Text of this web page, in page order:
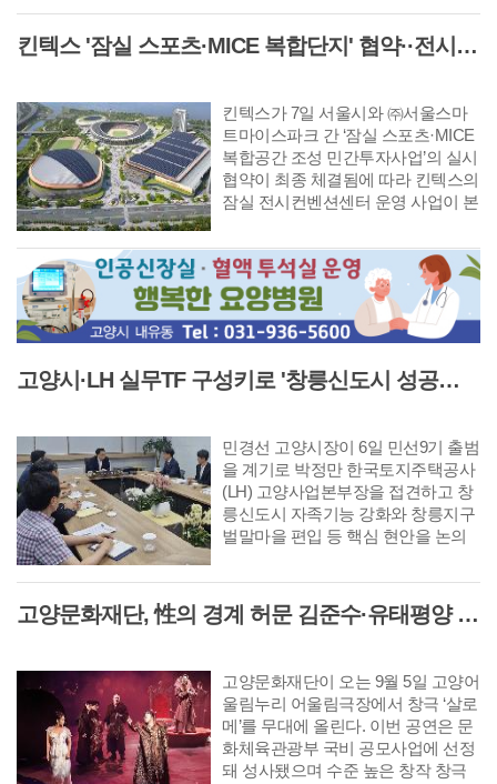
운영과 이용객 안전관리 등 현장의
전반적인 실태를 직접 확인하기 위해
마련됐다.
킨텍스 '잠실 스포츠·MICE 복합단지' 협약··전시컨벤션센터 운영 본격 가동
킨텍스가 7일 서울시와 ㈜서울스마
트마이스파크 간 ‘잠실 스포츠·MICE
복합공간 조성 민간투자사업’의 실시
협약이 최종 체결됨에 따라 킨텍스의
잠실 전시컨벤션센터 운영 사업이 본
실시협약은 2021년 12월 한화그룹 주
간 컨소시엄이 우선협상대상자로 선
정된 이후 5년여간 진행된 160여 차
례 협상의 결실이다.
고양시·LH 실무TF 구성키로 '창릉신도시 성공적 조성 및 자족기능 강화 협력'
민경선 고양시장이 6일 민선9기 출범
을 계기로 박정만 한국토지주택공사
(LH) 고양사업본부장을 접견하고 창
릉신도시 자족기능 강화와 창릉지구
벌말마을 편입 등 핵심 현안을 논의
업본부장의 방문 인사를 겸해 마련됐
으며 양 기관은 핵심 사업의 신속한
추진을 위해 실무TF를 구성하고 정고양문화재단, 性의 경계 허문 김준수·유태평양 주연 남성 창극 '살로메' 공연
고양문화재단이 오는 9월 5일 고양어
울림누리 어울림극장에서 창극 ‘살로
메’를 무대에 올린다. 이번 공연은 문
화체육관광부 국비 공모사업에 선정
돼 성사됐으며 수준 높은 창작 창극